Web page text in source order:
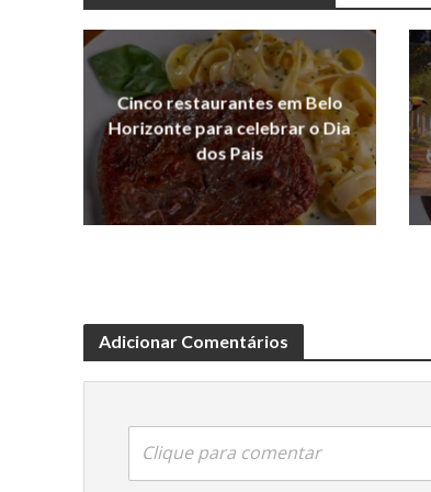
Cinco restaurantes em Belo
Horizonte para celebrar o Dia
dos Pais
Adicionar Comentários
Clique para comentar